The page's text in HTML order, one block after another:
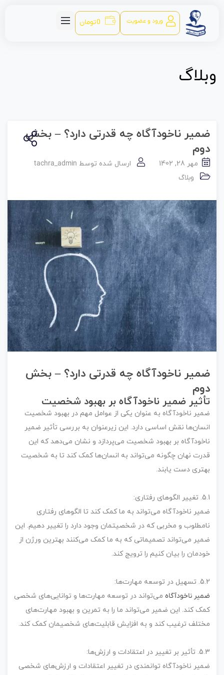
ورود و عضویت 0 تومان
وبلاگ
ضمیر ناخودآگاه چه قدرتی دارد؟ – بخش
دوم
مهر 28, 1402 ارسال شده توسطtachra_admin
وبلاگ
ضمیر ناخودآگاه چه قدرتی دارد؟ – بخش
دوم
تأثیر ضمیر ناخودآگاه بر بهبود شخصیت
ضمیر ناخودآگاه به عنوان یکی از عوامل مهم در بهبود شخصیت
انسان‌ها نقش اساسی دارد. این زیرعنوان به بررسی تأثیر ضمیر
ناخودآگاه بر بهبود شخصیت می‌پردازد و نشان می‌دهد که این
قدرت نهان چگونه می‌تواند به انسان‌ها کمک کند تا به شخصیت
بهتری دست یابند.
5.1. تغییر الگوهای رفتاری:
ضمیر ناخودآگاه می‌تواند به ما کمک کند تا الگوهای رفتاری
نامطلوب و مخربی که در شخصیتمان وجود دارد را تغییر دهیم. این
ضمیر می‌تواند تصمیماتی که به ما کمک می‌کنند بهترین ورژن از
خودمان را بیان کنیم را ترویج کند.
5.2. تسهیل در توسعه مهارت‌ها:
ضمیر ناخودآگاهمی‌تواند در توسعه مهارت‌ها و توانایی‌های شخصی
کمک کند. این ضمیر می‌تواند ما را به تمرین و بهبود مهارت‌های
مختلف ترغیب کند و به افزایش قابلیت‌های شخصیمان کمک کند.
5.3. تأثیر بر تغییر در اعتقادات و ارزش‌ها:
ضمیر ناخودآگاه توانمندی در تغییر اعتقادات و ارزش‌های شخصی